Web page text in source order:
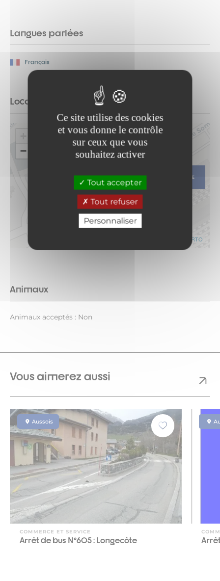
Ce site utilise des cookies
et vous donne le contrôle
sur ceux que vous
souhaitez activer
Tout accepter
Tout refuser
Personnaliser
Langues parlées
Français
Localisation
−
CARTO
ITINÉRAIRE
Animaux
Animaux acceptés : Non
Vous aimerez aussi
Aussois
COMMERCE ET SERVICE
Arrêt de bus N°605 : Longecôte